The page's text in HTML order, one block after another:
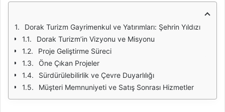
Dorak Turizm Gayrimenkul ve Yatırımları: Şehrin Yıldızı
Dorak Turizm’in Vizyonu ve Misyonu
Proje Geliştirme Süreci
Öne Çıkan Projeler
Sürdürülebilirlik ve Çevre Duyarlılığı
Müşteri Memnuniyeti ve Satış Sonrası Hizmetler